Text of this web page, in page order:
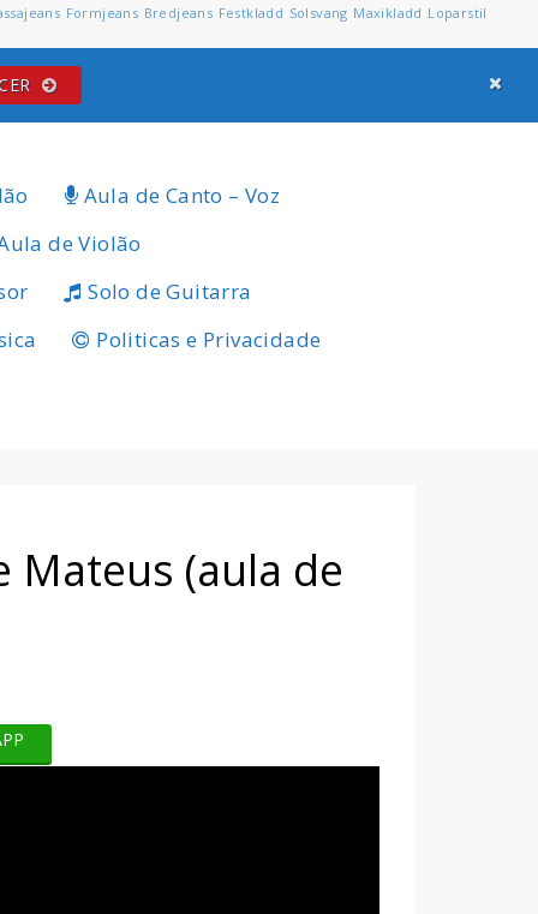
Formjeans Bredjeans Festkladd Solsvang Maxikladd Loparstil
Aula de Canto – Voz
de Violão
Solo de Guitarra
Politicas e Privacidade
Mateus (aula de